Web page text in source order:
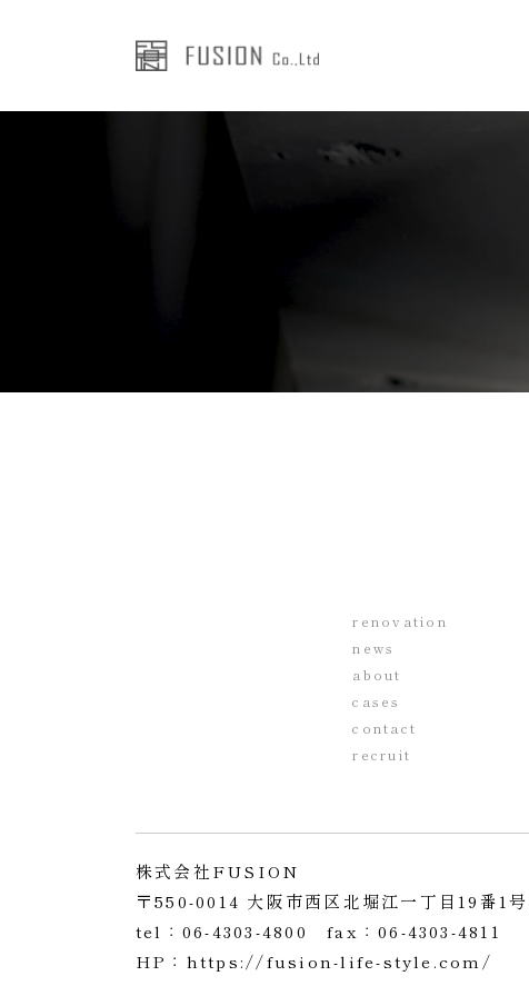
renovation
news
about
cases
contact
recruit
株式会社FUSION
〒550-0014 大阪市西区北堀江一丁目19番1号
tel： 06-4303-4800
fax：06-4303-4811
HP： https://fusion-life-style.com/